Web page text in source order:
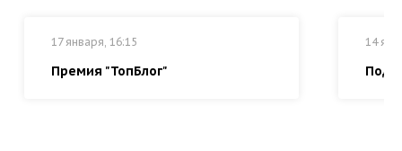
17 января, 16:15
Премия "ТопБлог"
14